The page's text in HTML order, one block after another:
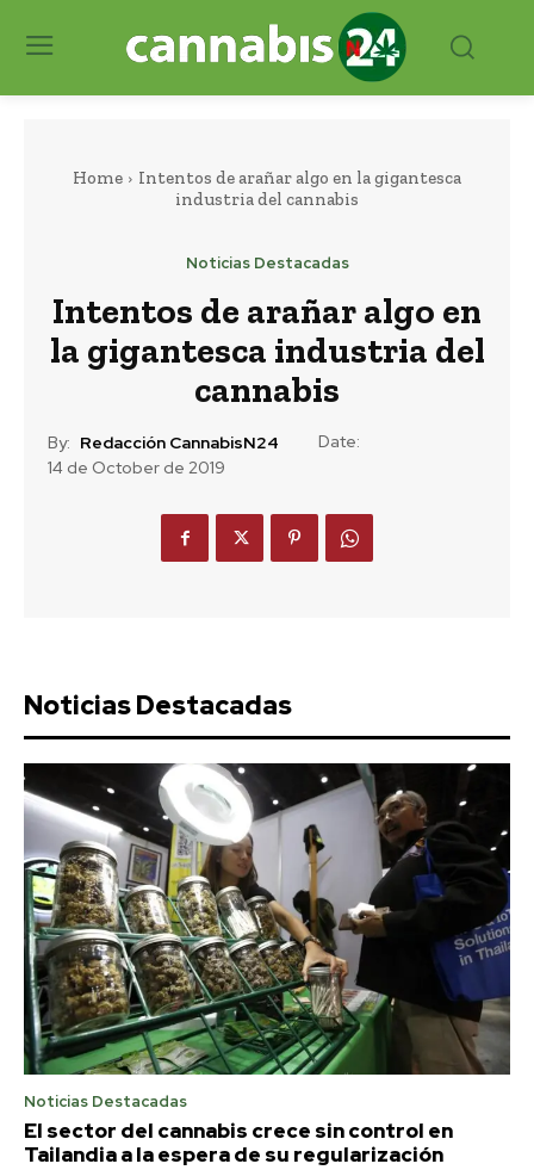
Home
Intentos de arañar algo en la gigantesca
industria del cannabis
Noticias Destacadas
Intentos de arañar algo en
la gigantesca industria del
cannabis
By: Redacción CannabisN24
Date:
14 de October de 2019
Noticias Destacadas
Noticias Destacadas
El sector del cannabis crece sin control en
Tailandia a la espera de su regularización